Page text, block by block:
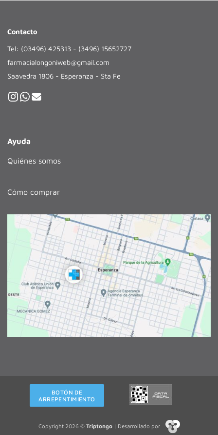
Contacto
Tel: (03496) 425313 - (3496) 15652727
farmacialongoniweb@gmail.com
Saavedra 1806 - Esperanza - Sta Fe
Ayuda
Quiénes somos
Cómo comprar
BOTÓN DE
ARREPENTIMIENTO
Copyright 2026 © Triptongo| Desarrollado por